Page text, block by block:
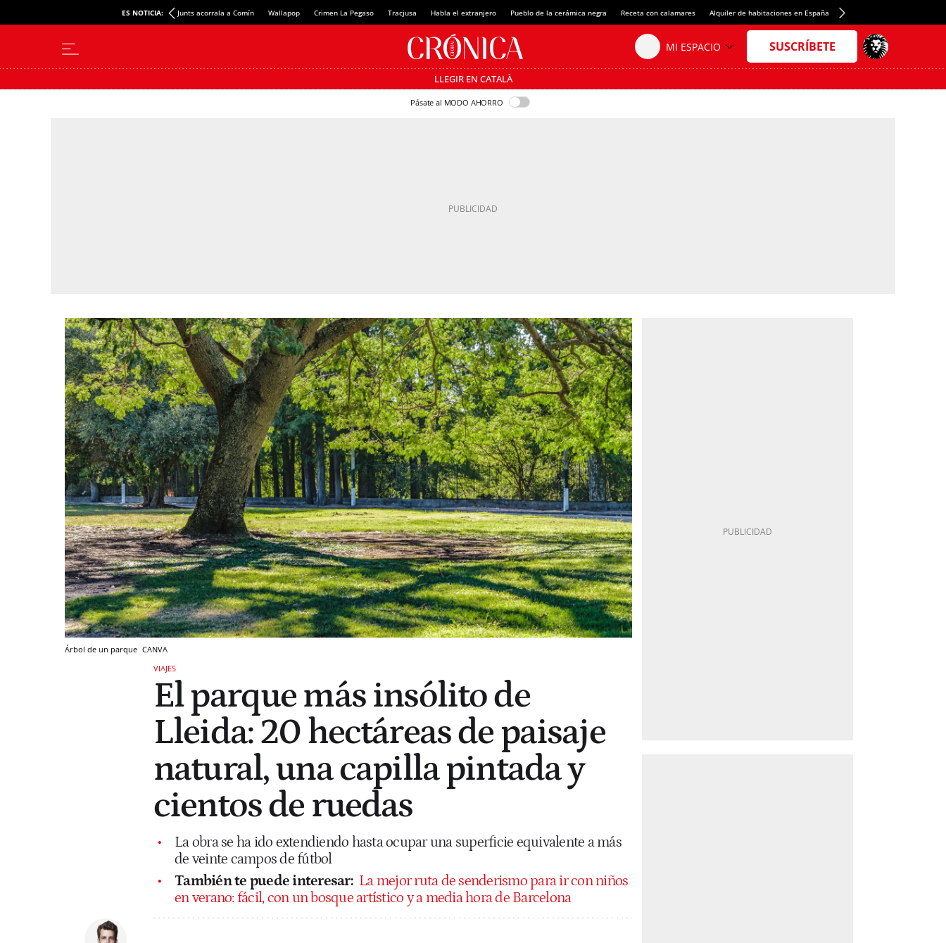
ES NOTICIA: Junts acorrala a Comín Wallapop Crimen La Pegaso Tracjusa Habla el extranjero Pueblo de la cerámica negra Receta con calamares Alquiler de habitaciones en España Crédito del Spotify Camp Nou
LLEGIR EN CATALÀ
Pásate al MODO AHORRO
Árbol de un parque CANVA
VIAJES
El parque más insólito de
Lleida: 20 hectáreas de paisaje
natural, una capilla pintada y
cientos de ruedas
La obra se ha ido extendiendo hasta ocupar una superficie equivalente a más
de veinte campos de fútbol
También te puede interesar: La mejor ruta de senderismo para ir con niños
en verano: fácil, con un bosque artístico y a media hora de Barcelona